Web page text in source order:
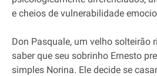
e cheios de vulnerabilidade
Don Pasquale, um velho solteirão
saber que seu sobrinho Ernesto
simples Norina. Ele decide se